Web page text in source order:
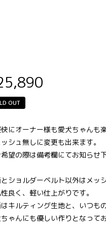
OUT
快にオーナー様も愛犬ちゃんも
シュ無しに変更も出来ます。
望の際は備考欄にてお知らせ下
ショルダーベルト以外はメッ
良く、軽い仕上がりです。
キルティング生地と、いつも
ゃんにも優しい作りとなって